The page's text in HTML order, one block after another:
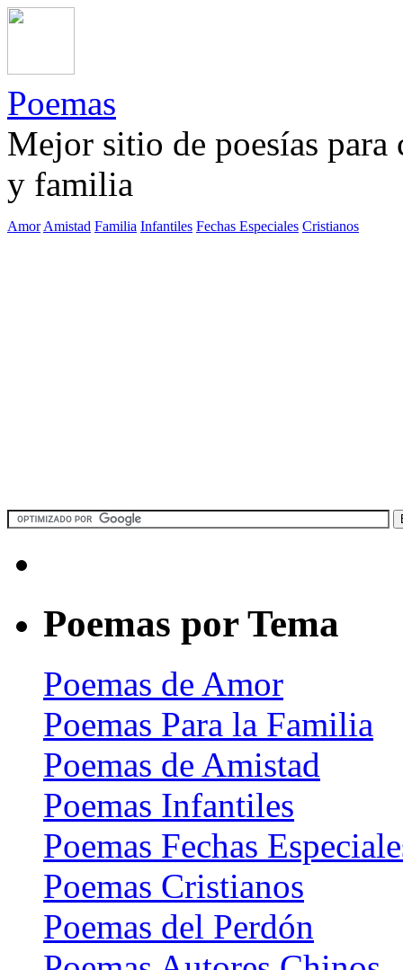
Poemas
Mejor sitio de poesías
y familia
Amor Amistad Familia Infantiles Fechas Especiales Cristianos
Poemas por Tema
Poemas de Amor
Poemas Para la Familia
Poemas de Amistad
Poemas Infantiles
Poemas Fechas
Poemas Cristianos
Poemas del Perdón